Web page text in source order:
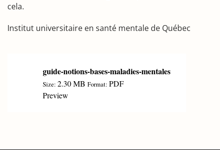
cela.
Institut universitaire en santé mentale de Québec
guide-notions-bases-maladies-mentales
Size: 2.30 MB Format: PDF
Preview